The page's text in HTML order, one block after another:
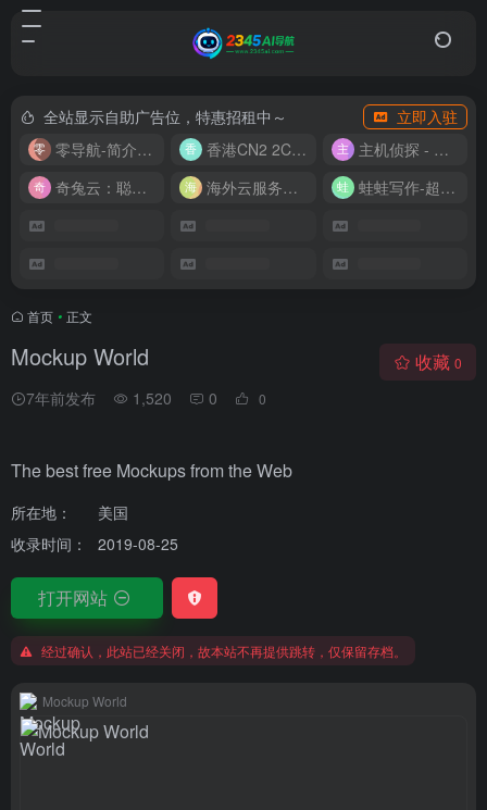
全站显示自助广告位，特惠招租中～
立即入驻
零导航-简介实用的网址导航
香港CN2 2C2G20M 9.9/月
主机侦探 - 少花钱，用好云
奇兔云：聪明人的“省”钱计划！
海外云服务器全网最低价 蛙蛙写作-超级AI智能写作助手
首页 • 正文
Mockup World
7年前发布 1,520 0 0
收藏 0
The best free Mockups from the Web
所在地：
美国
收录时间：
2019-08-25
打开网站
经过确认，此站已经关闭，故本站不再提供跳转，仅保留存档。
Mockup World